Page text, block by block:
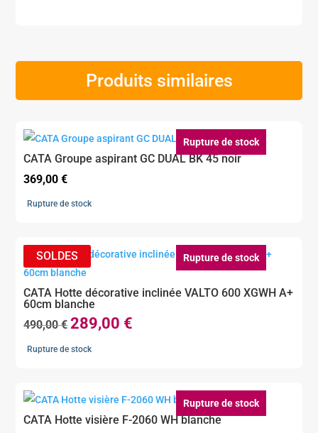
Produits similaires
Rupture de stock
CATA Groupe aspirant GC DUAL BK 45 noir
369,00€
Rupture de stock
Rupture de stock
CATA Hotte décorative inclinée VALTO 600 XGWH A+
60cm blanche
490,00€Le
prix
490,00 €.
289,00 €
289,00 €.
Rupture de stock
Rupture de stock
CATA Hotte visière F-2060 WH blanche